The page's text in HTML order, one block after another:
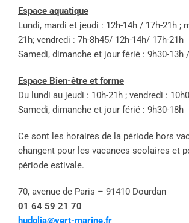
Espace aquatique
Lundi, mardi et jeudi : 12h-14h / 17h-21h ;
21h; vendredi : 7h-8h45/ 12h-14h/ 17h-21h
Samedi, dimanche et jour férié : 9h30-13h
Espace Bien-être et forme
Du lundi au jeudi : 10h-21h ; vendredi :
Samedi, dimanche et jour férié : 9h30-18h
Ce sont les horaires de la période hors
changent pour les vacances scolaires et
période estivale.
70, avenue de Paris – 91410 Dourdan
01 64 59 21 70
hudolia@vert-marine.fr